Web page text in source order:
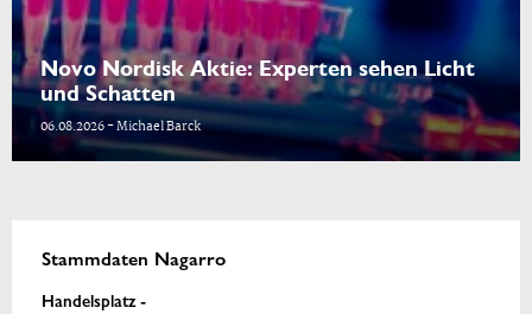
Novo Nordisk Aktie: Experten sehen Licht
und Schatten
06.08.2026 - Michael Barck
Stammdaten Nagarro
Handelsplatz -